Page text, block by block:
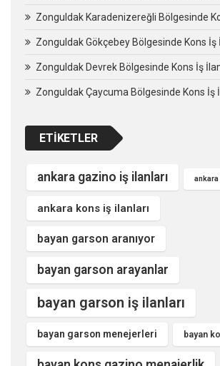
Zonguldak Karadenizereğli Bölgesinde
Zonguldak Gökçebey Bölgesinde Kons İş
Zonguldak Devrek Bölgesinde Kons İş
Zonguldak Çaycuma Bölgesinde Kons İş
ETIKETLER
ankara gazino iş ilanları
ankara kons iş ilanları
bayan garson aranıyor
bayan garson arayanlar
bayan garson iş ilanları
bayan garson menejerleri bayan